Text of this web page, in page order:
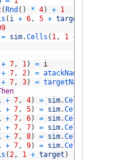
(Rnd ( ) * 4) + 1
( i + 6 , 5 + target
= sim.Cells ( 1 , 1 +
+ 7 , 1 ) = i
+ 7 , 2) = atackName
+ 7 , 3) = targetName
+ 7 , 4) = sim.Cells
+ 7 , 5) = sim.Cells
+ 7 , 6) = sim.Cells
+ 7 , 7) = sim.Cells
+ 7 , 8) = sim.Cells
+ 7 , 9) = sim.Cells
( 2 , 1 + target )